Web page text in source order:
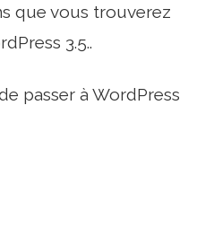
que vous trouverez
3.5..
passer à WordPress